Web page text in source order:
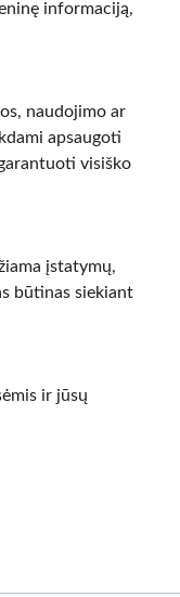
informaciją,
naudojimo ar
apsaugoti
visiško
įstatymų,
būtinas siekiant
ir jūsų